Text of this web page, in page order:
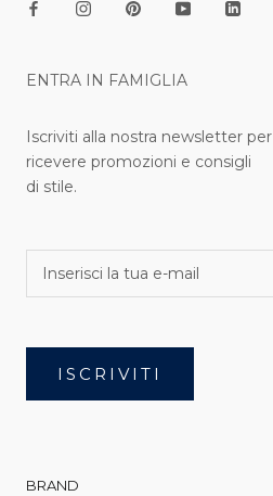
ENTRA IN FAMIGLIA
Iscriviti alla nostra newsletter per
ricevere promozioni e consigli
di stile.
ISCRIVITI
BRAND